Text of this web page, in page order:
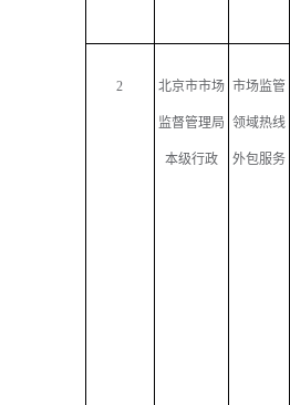
2 北京市市场
监督管理局
本级行政
市场监管
领域热线
外包服务